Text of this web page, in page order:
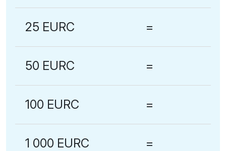
25 EURC =
50 EURC =
100 EURC =
1 000 EURC =